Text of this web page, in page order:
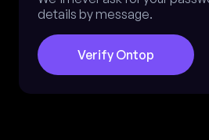
details by message.
Verify Ontop